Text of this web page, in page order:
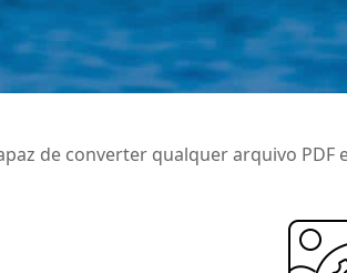
de converter qualquer arquivo